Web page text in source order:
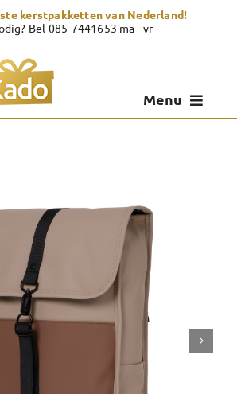
kerstpakketten van Nederland!
Bel 085-7441653 ma - vr
Menu